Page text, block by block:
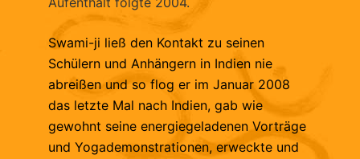
Swami-ji ließ den Kontakt zu seinen
Schülern und Anhängern in Indien nie
abreißen und so flog er im Januar 2008
das letzte Mal nach Indien, gab wie
gewohnt seine energiegeladenen Vorträge
und Yogademonstrationen, erweckte und